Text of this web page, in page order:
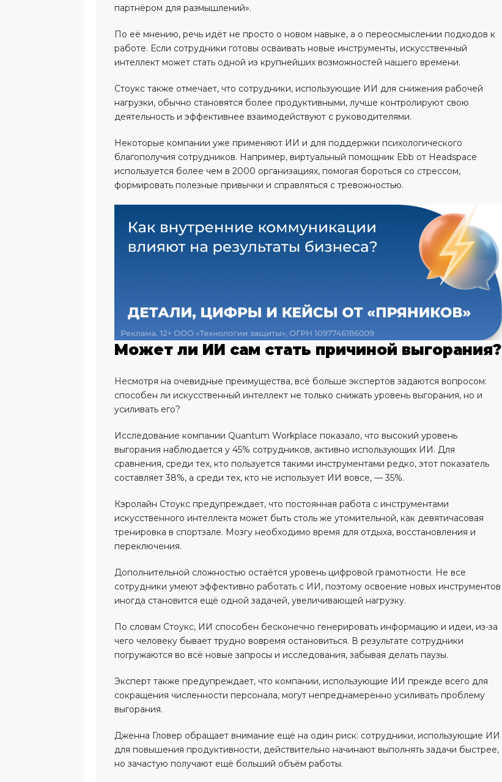
партнёром для размышлений».
По её мнению, речь идёт не просто о новом навыке, а о переосмыслении подходов к
работе. Если сотрудники готовы осваивать новые инструменты, искусственный
интеллект может стать одной из крупнейших возможностей нашего времени.
Стоукс также отмечает, что сотрудники, использующие ИИ для снижения рабочей
нагрузки, обычно становятся более продуктивными, лучше контролируют свою
деятельность и эффективнее взаимодействуют с руководителями.
Некоторые компании уже применяют ИИ и для поддержки психологического
благополучия сотрудников. Например, виртуальный помощник Ebb от Headspace
используется более чем в 2000 организациях, помогая бороться со стрессом,
формировать полезные привычки и справляться с тревожностью.
Может ли ИИ сам стать причиной выгорания?
Несмотря на очевидные преимущества, всё больше экспертов задаются вопросом:
способен ли искусственный интеллект не только снижать уровень выгорания, но и
усиливать его?
Исследование компании Quantum Workplace показало, что высокий уровень
выгорания наблюдается у 45% сотрудников, активно использующих ИИ. Для
сравнения, среди тех, кто пользуется такими инструментами редко, этот показатель
составляет 38%, а среди тех, кто не использует ИИ вовсе, — 35%.
Кэролайн Стоукс предупреждает, что постоянная работа с инструментами
искусственного интеллекта может быть столь же утомительной, как девятичасовая
тренировка в спортзале. Мозгу необходимо время для отдыха, восстановления и
переключения.
Дополнительной сложностью остаётся уровень цифровой грамотности. Не все
сотрудники умеют эффективно работать с ИИ, поэтому освоение новых инструментов
иногда становится ещё одной задачей, увеличивающей нагрузку.
По словам Стоукс, ИИ способен бесконечно генерировать информацию и идеи, из-за
чего человеку бывает трудно вовремя остановиться. В результате сотрудники
погружаются во всё новые запросы и исследования, забывая делать паузы.
Эксперт также предупреждает, что компании, использующие ИИ прежде всего для
сокращения численности персонала, могут непреднамеренно усиливать проблему
выгорания.
Дженна Гловер обращает внимание ещё на один риск: сотрудники, использующие ИИ
для повышения продуктивности, действительно начинают выполнять задачи быстрее,
но зачастую получают ещё больший объём работы.